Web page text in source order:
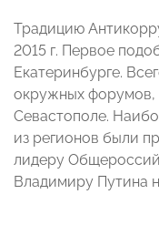
Традицию
2015 г. Первое
Екатеринбурге.
окружных форумов,
Севастополе.
из регионов были
лидеру
Владимиру Путина